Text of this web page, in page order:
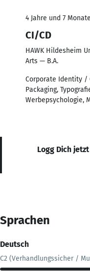
4 Jahre und 7
CI/CD
HAWK Hildesheim
Arts — B.A.
Corporate Identity /
Packaging,
Werbepsychologie,
Logg Dich
Sprachen
Deutsch
C2 (Verhandlungssicher /